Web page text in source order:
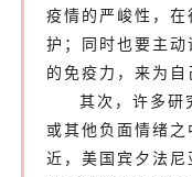
疫情的严峻性，
护；同时也要主
的免疫力，来为自
其次，许多研
或其他负面情绪
近，美国宾夕法尼